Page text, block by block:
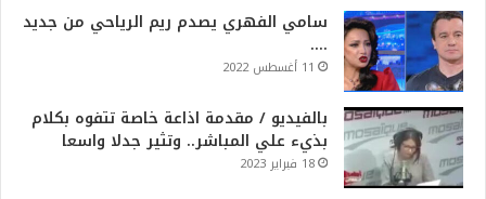
سامي الفهري يصدم ريم الرياحي من جديد
….
11 أغسطس 2022
بالفيديو / مقدمة اذاعة خاصة تتفوه بكلام
بذيء علي المباشر.. وتثير جدلا واسعا
18 فبراير 2023